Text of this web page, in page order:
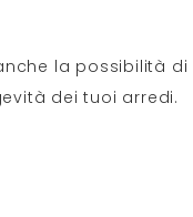
la possibilità
dei tuoi arredi.